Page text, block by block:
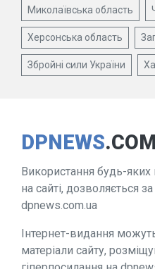
Миколаївська область
Херсонська область
Збройні сили України
DPNEWS
Використання будь-яких
на сайті, дозволяється
dpnews.com.ua
Інтернет-видання
матеріали сайту,